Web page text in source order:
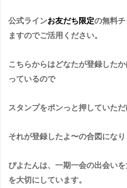
公式ラインお友だち限定の無料
ますのでご活用ください。
こちらからはどなたが登録した
っているので
スタンプをポンっと押していただ
それが登録したよ〜の合図になり
ぴよたんは、一期一会の出会い
を大切にしています。